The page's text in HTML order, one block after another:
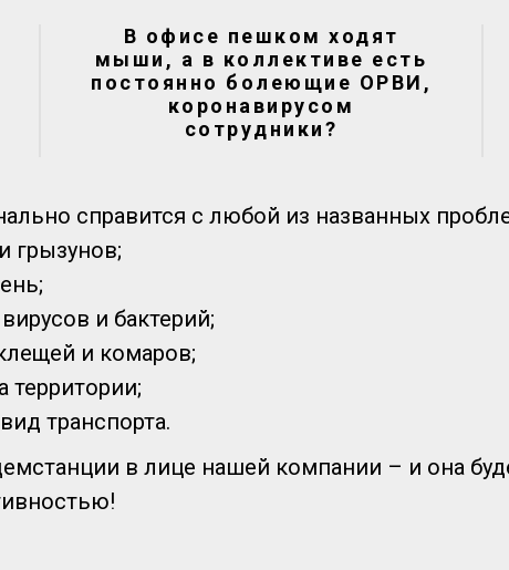
В офисе пешком ходят
мыши, а в коллективе есть
постоянно болеющие ОРВИ,
коронавирусом
сотрудники?
справится с любой из названных
грызунов;
и бактерий;
и комаров;
территории;
транспорта.
в лице нашей компании – и она